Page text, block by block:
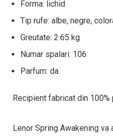
Forma: lichid
Tip rufe: albe, negre,
Greutate: 2.65 kg
Numar spalari: 106
Parfum: da
Recipient fabricat din
Lenor Spring Awakening va